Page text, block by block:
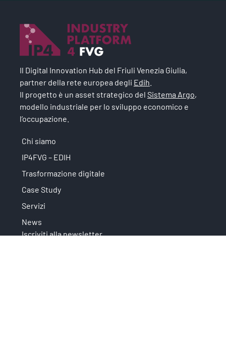
Il Digital Innovation Hub del Friuli Venezia Giulia,
partner della rete europea degli Edih
Il progetto è un asset strategico del Sistema Argo,
modello industriale per lo sviluppo economico e
l’occupazione.
Chi siamo
IP4FVG – EDIH
Trasformazione digitale
Case Study
Servizi
News
Iscriviti alla newsletter